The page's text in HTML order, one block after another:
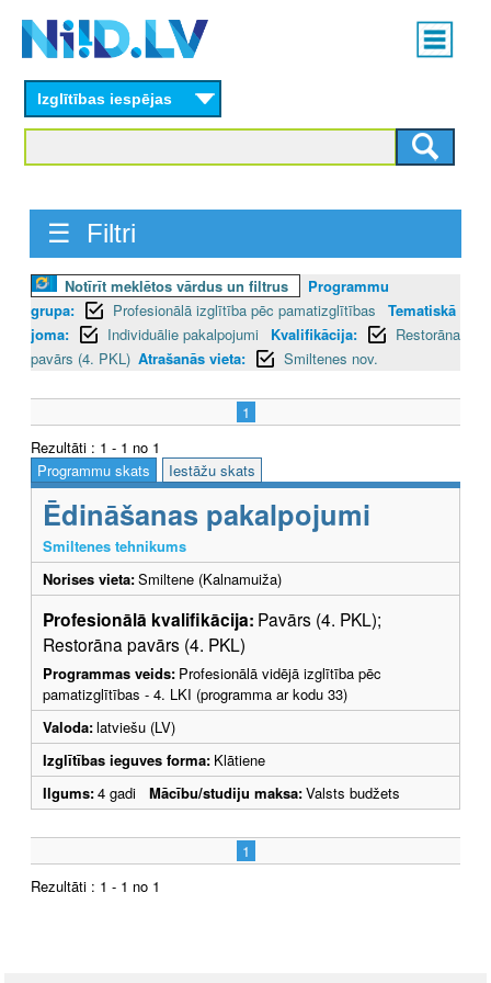
content
Main
menu
Izglītības iespējas
☰ Filtri
Notīrīt meklētos vārdus un filtrus
Programmu
grupa:
Profesionālā izglītība pēc pamatizglītības
Tematiskā
joma:
Individuālie pakalpojumi Kvalifikācija:
Restorāna
pavārs (4. PKL) Atrašanās vieta: Smiltenes nov.
1
Rezultāti : 1 - 1 no 1
Programmu skats
Iestāžu skats
Ēdināšanas pakalpojumi
Smiltenes tehnikums
Norises vieta:Smiltene (Kalnamuiža)
Profesionālā kvalifikācija: Pavārs (4. PKL);
Restorāna pavārs (4. PKL)
Programmas veids: Profesionālā vidējā izglītība pēc
pamatizglītības - 4. LKI (programma ar kodu 33)
Valoda:latviešu (LV)
Izglītības ieguves forma: Klātiene
Ilgums:4 gadi Mācību/studiju maksa:Valsts budžets
1
Rezultāti : 1 - 1 no 1